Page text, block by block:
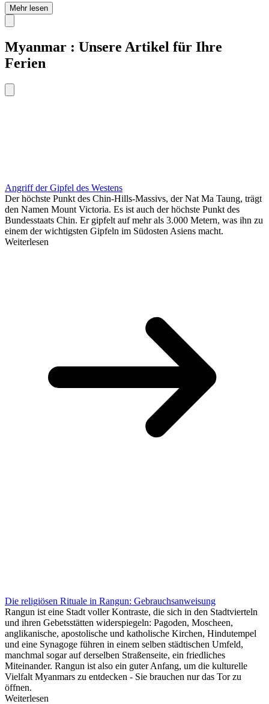
Mehr lesen
Myanmar : Unsere Artikel für Ihre
Ferien
Angriff der Gipfel des Westens
Der höchste Punkt des Chin-Hills-Massivs, der Nat Ma Taung, trägt
den Namen Mount Victoria. Es ist auch der höchste Punkt des
Bundesstaats Chin. Er gipfelt auf mehr als 3.000 Metern, was ihn zu
einem der wichtigsten Gipfeln im Südosten Asiens macht.
Weiterlesen
Die religiösen Rituale in Rangun: Gebrauchsanweisung
Rangun ist eine Stadt voller Kontraste, die sich in den Stadtvierteln
und ihren Gebetsstätten widerspiegeln: Pagoden, Moscheen,
anglikanische, apostolische und katholische Kirchen, Hindutempel
und eine Synagoge führen in einem selben städtischen Umfeld,
manchmal sogar auf derselben Straßenseite, ein friedliches
Miteinander. Rangun ist also ein guter Anfang, um die kulturelle
Vielfalt Myanmars zu entdecken - Sie brauchen nur das Tor zu
öffnen.
Weiterlesen